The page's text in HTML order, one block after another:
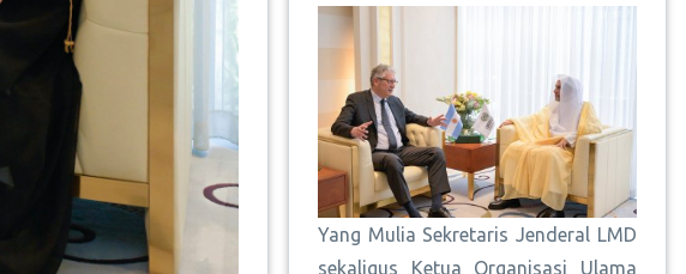
Yang Mulia Sekretaris Jenderal LMD
sekaligus Ketua Organisasi Ulama